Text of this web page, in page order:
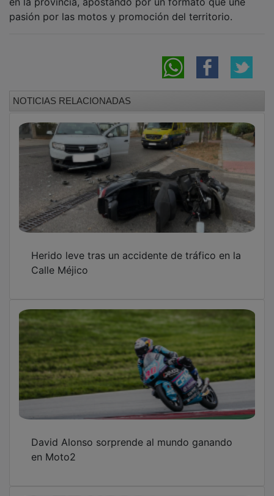
pasión por las motos y promoción del territorio.
Calle Méjico
en Moto2